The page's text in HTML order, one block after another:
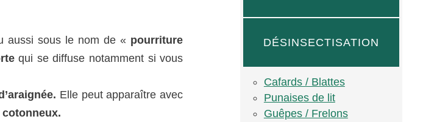
aussi sous le nom de « pourriture
qui se diffuse notamment si vous
Elle peut apparaître avec
DÉSINSECTISATION
Cafards / Blattes
Punaises de lit
Guêpes / Frelons